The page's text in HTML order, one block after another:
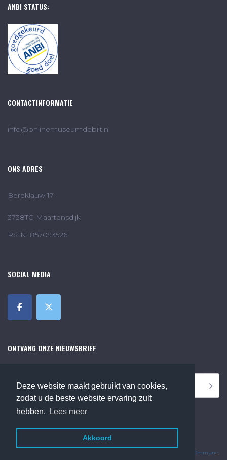
Deze website maakt gebruikt van cookies,
zodat u de beste website ervaring zult
hebben.
Lees meer
Akkoord
ANBI STATUS:
CONTACTINFORMATIE
info@onlinemuseumdebilt.nl
ONS ADRES
Bereklauw 17
3738TG Maartensdijk
RSIN: 857093526
SOCIAL MEDIA
ONTVANG ONZE NIEUWSBRIEF
©2018 Online Museum de Bilt. Alle rechten voorbehouden.
Ommune